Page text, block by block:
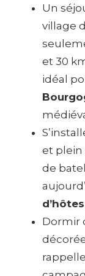
Un
village
et 30
idéal
et plein
de
d’hôtes
Dormir